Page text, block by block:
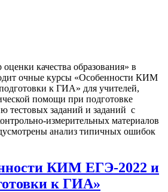
качества образования» в
очные курсы «Особенности КИМ
к ГИА» для учителей,
помощи при подготовке
тестовых заданий и заданий с
измерительных материалов
анализ типичных ошибок
КИМ ЕГЭ-2022 и
к ГИА»